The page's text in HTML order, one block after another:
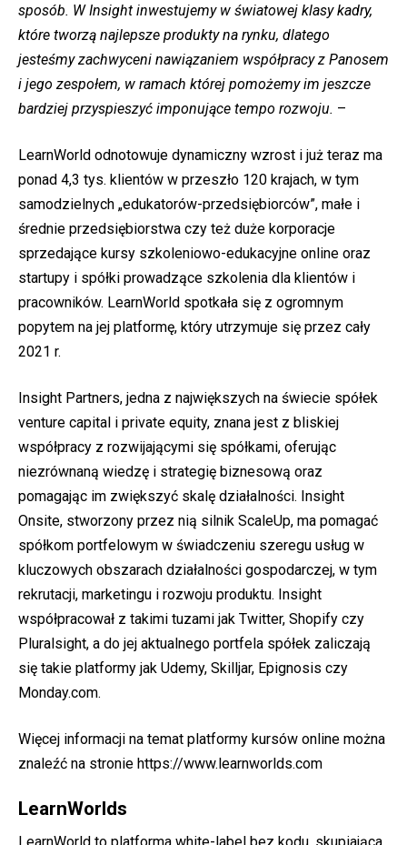
sposób. W Insight inwestujemy w światowej klasy kadry,
które tworzą najlepsze produkty na rynku, dlatego
jesteśmy zachwyceni nawiązaniem współpracy z Panosem
i jego zespołem, w ramach której pomożemy im jeszcze
bardziej przyspieszyć imponujące tempo rozwoju. –
LearnWorld odnotowuje dynamiczny wzrost i już teraz ma
ponad 4,3 tys. klientów w przeszło 120 krajach, w tym
samodzielnych „edukatorów-przedsiębiorców”, małe i
średnie przedsiębiorstwa czy też duże korporacje
sprzedające kursy szkoleniowo-edukacyjne online oraz
startupy i spółki prowadzące szkolenia dla klientów i
pracowników. LearnWorld spotkała się z ogromnym
popytem na jej platformę, który utrzymuje się przez cały
2021 r.
Insight Partners, jedna z największych na świecie spółek
venture capital i private equity, znana jest z bliskiej
współpracy z rozwijającymi się spółkami, oferując
niezrównaną wiedzę i strategię biznesową oraz
pomagając im zwiększyć skalę działalności. Insight
Onsite, stworzony przez nią silnik ScaleUp, ma pomagać
spółkom portfelowym w świadczeniu szeregu usług w
kluczowych obszarach działalności gospodarczej, w tym
rekrutacji, marketingu i rozwoju produktu. Insight
współpracował z takimi tuzami jak Twitter, Shopify czy
Pluralsight, a do jej aktualnego portfela spółek zaliczają
się takie platformy jak Udemy, Skilljar, Epignosis czy
Monday.com.
Więcej informacji na temat platformy kursów online można
znaleźć na stronie https://www.learnworlds.com
LearnWorlds